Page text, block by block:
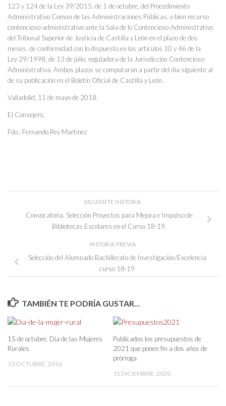
123 y 124 de la Ley 39/2015, de 1 de octubre, del Procedimiento
Administrativo Común de las Administraciones Públicas, o bien recurso
contencioso-administrativo ante la Sala de lo Contencioso-Administrativo
del Tribunal Superior de Justicia de Castilla y León en el plazo de dos
meses, de conformidad con lo dispuesto en los artículos 10 y 46 de la
Ley 29/1998, de 13 de julio, reguladora de la Jurisdicción Contencioso-
Administrativa. Ambos plazos se computarán a partir del día siguiente al
de su publicación en el Boletín Oficial de Castilla y León.
Valladolid, 11 de mayo de 2018.
El Consejero,
Fdo.: Fernando Rey Martínez
SIGUIENTE HISTORIA
Convocatoria. Selección Proyectos para Mejora e Impulso de
Bibliotecas Escolares en el Curso 18-19.
HISTORIA PREVIA
Selección del Alumnado Bachillerato de Investigación/Excelencia
curso 18-19
TAMBIÉN TE PODRÍA GUSTAR...
15 de octubre. Día de las Mujeres
Rurales
13 OCTUBRE, 2016
Publicados los presupuestos de
2021 que ponen fin a dos años de
prórroga
31 DICIEMBRE, 2020